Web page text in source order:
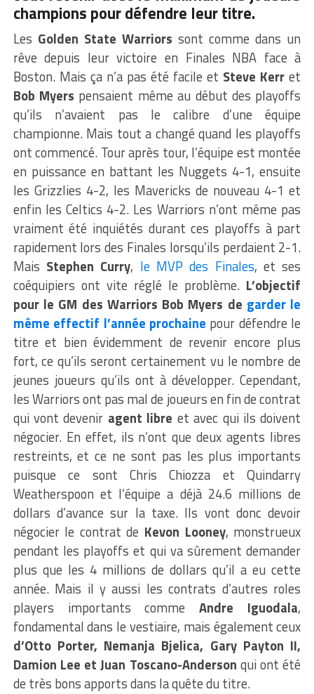
champions pour défendre leur titre.
Les Golden State Warriors sont comme dans un
rêve depuis leur victoire en Finales NBA face à
Boston. Mais ça n’a pas été facile et Steve Kerr et
Bob Myers pensaient même au début des playoffs
qu’ils n’avaient pas le calibre d’une équipe
championne. Mais tout a changé quand les playoffs
ont commencé. Tour après tour, l’équipe est montée
en puissance en battant les Nuggets 4-1, ensuite
les Grizzlies 4-2, les Mavericks de nouveau 4-1 et
enfin les Celtics 4-2. Les Warriors n’ont même pas
vraiment été inquiétés durant ces playoffs à part
rapidement lors des Finales lorsqu’ils perdaient 2-1.
Mais Stephen Curry, le MVP des Finales, et ses
coéquipiers ont vite réglé le problème. L’objectif
pour le GM des Warriors Bob Myers de garder le
même effectif l’année prochaine pour défendre le
titre et bien évidemment de revenir encore plus
fort, ce qu’ils seront certainement vu le nombre de
jeunes joueurs qu’ils ont à développer. Cependant,
les Warriors ont pas mal de joueurs en fin de contrat
qui vont devenir agent libre et avec qui ils doivent
négocier. En effet, ils n’ont que deux agents libres
restreints, et ce ne sont pas les plus importants
puisque ce sont Chris Chiozza et Quindarry
Weatherspoon et l’équipe a déjà 24.6 millions de
dollars d’avance sur la taxe. Ils vont donc devoir
négocier le contrat de Kevon Looney, monstrueux
pendant les playoffs et qui va sûrement demander
plus que les 4 millions de dollars qu’il a eu cette
année. Mais il y aussi les contrats d’autres roles
players importants commeAndre Iguodala,
fondamental dans le vestiaire, mais également ceux
d’Otto Porter, Nemanja Bjelica, Gary Payton II,
Damion Lee et Juan Toscano-Anderson qui ont été
de très bons apports dans la quête du titre.